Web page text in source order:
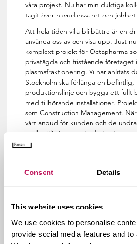
Consent Details
This website uses cookies
We use cookies to personalise
provide social media features and to
våra projekt. Nu har min duktiga
tagit över huvudansvaret och
Att hela tiden vilja bli bättre är en
använda oss av och visa upp. Just
komplext projekt för Octapharma
privatägda och fristående företaget
plasmafraktionering. Vi har anlitats
Stockholm ska förlänga en befintlig,
produktionslinje och bygga ett fullt
med tillhörande installationer.
som Construction Management.
vårt anbud för kunden och de
skulle välja Forsen visade jag Forsen
visa på ett stort antal
där man delar med sig av sin
ständigt vill utvecklas.
flera sätt men det är just då vi lär oss
på kunskaps- och
verkligen att som projektledare få
oväntade problem att lösa, även om